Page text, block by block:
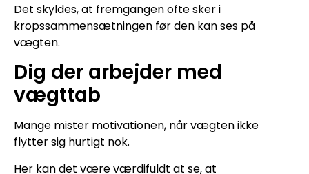
Det skyldes, at fremgangen ofte sker i
kropssammensætningen før den kan ses på
vægten.
Dig der arbejder med
vægttab
Mange mister motivationen, når vægten ikke
flytter sig hurtigt nok.
Her kan det være værdifuldt at se, at